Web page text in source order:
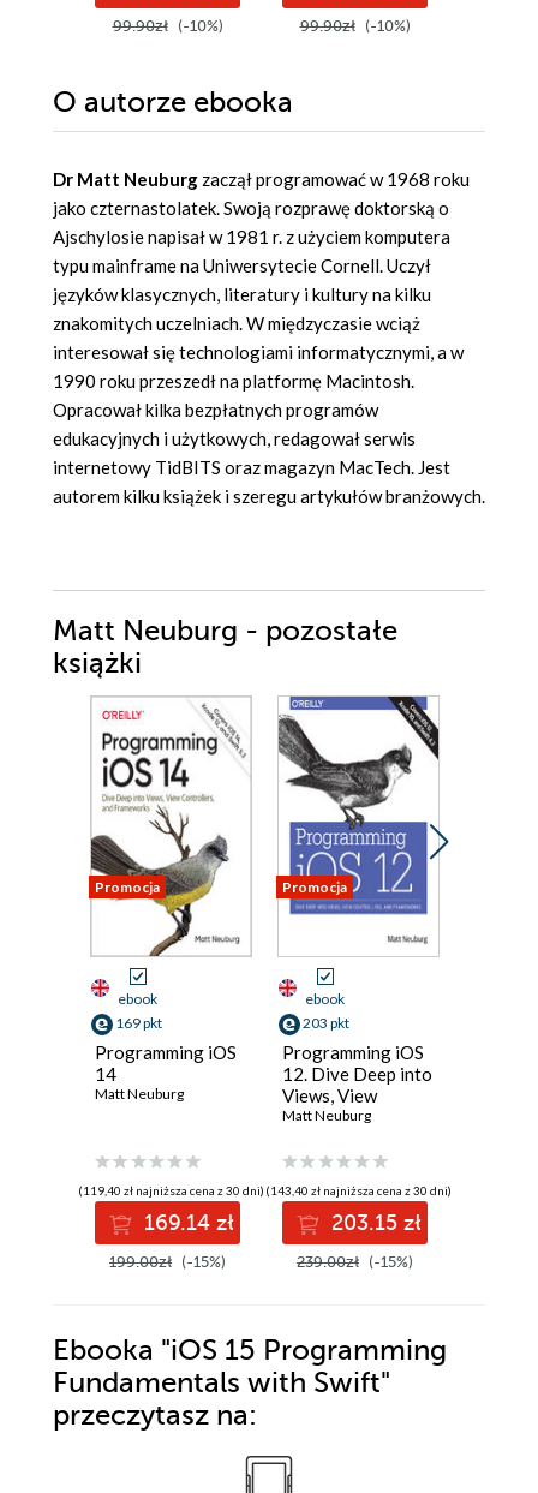
99.90zł (-10%) 99.90zł (-10%)
O autorze ebooka
Dr Matt Neuburg zaczął programować w 1968 roku
jako czternastolatek. Swoją rozprawę doktorską o
Ajschylosie napisał w 1981 r. z użyciem komputera
typu mainframe na Uniwersytecie Cornell. Uczył
języków klasycznych, literatury i kultury na kilku
znakomitych uczelniach. W międzyczasie wciąż
interesował się technologiami informatycznymi, a w
1990 roku przeszedł na platformę Macintosh.
Opracował kilka bezpłatnych programów
edukacyjnych i użytkowych, redagował serwis
internetowy TidBITS oraz magazyn MacTech. Jest
autorem kilku książek i szeregu artykułów branżowych.
Matt Neuburg - pozostałe
książki
Promocja
ebook
169 pkt
Programming iOS
14
Matt Neuburg
(119,40 zł najniższa cena z 30 dni)
169.14 zł
199.00zł (-15%)
Promocja
ebook
203 pkt
Programming iOS
12. Dive Deep into
Views, View
Controllers, and
Matt Neuburg
(143,40 zł najniższa cena z 30 dni)
203.15 zł
239.00zł (-15%)
Ebooka "iOS 15 Programming
Fundamentals with Swift"
przeczytasz na: